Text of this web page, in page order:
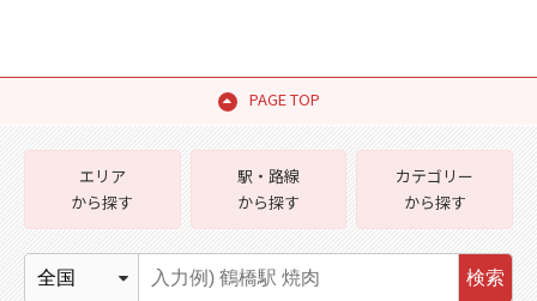
PAGE TOP
エリア
から探す
駅・路線
から探す
カテゴリー
から探す
検索